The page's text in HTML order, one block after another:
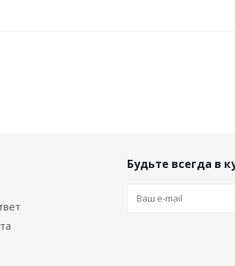
Будьте всегда в